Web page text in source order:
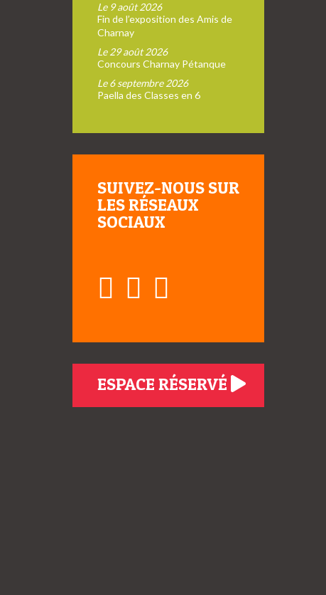
Le 9 août 2026
Fin de l’exposition des Amis de
Charnay
Le 29 août 2026
Concours Charnay Pétanque
Le 6 septembre 2026
Paella des Classes en 6
SUIVEZ-NOUS SUR
LES RÉSEAUX
SOCIAUX
ESPACE RÉSERVÉ